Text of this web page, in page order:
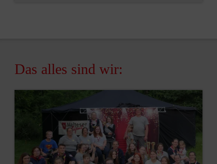
Das alles sind wir: